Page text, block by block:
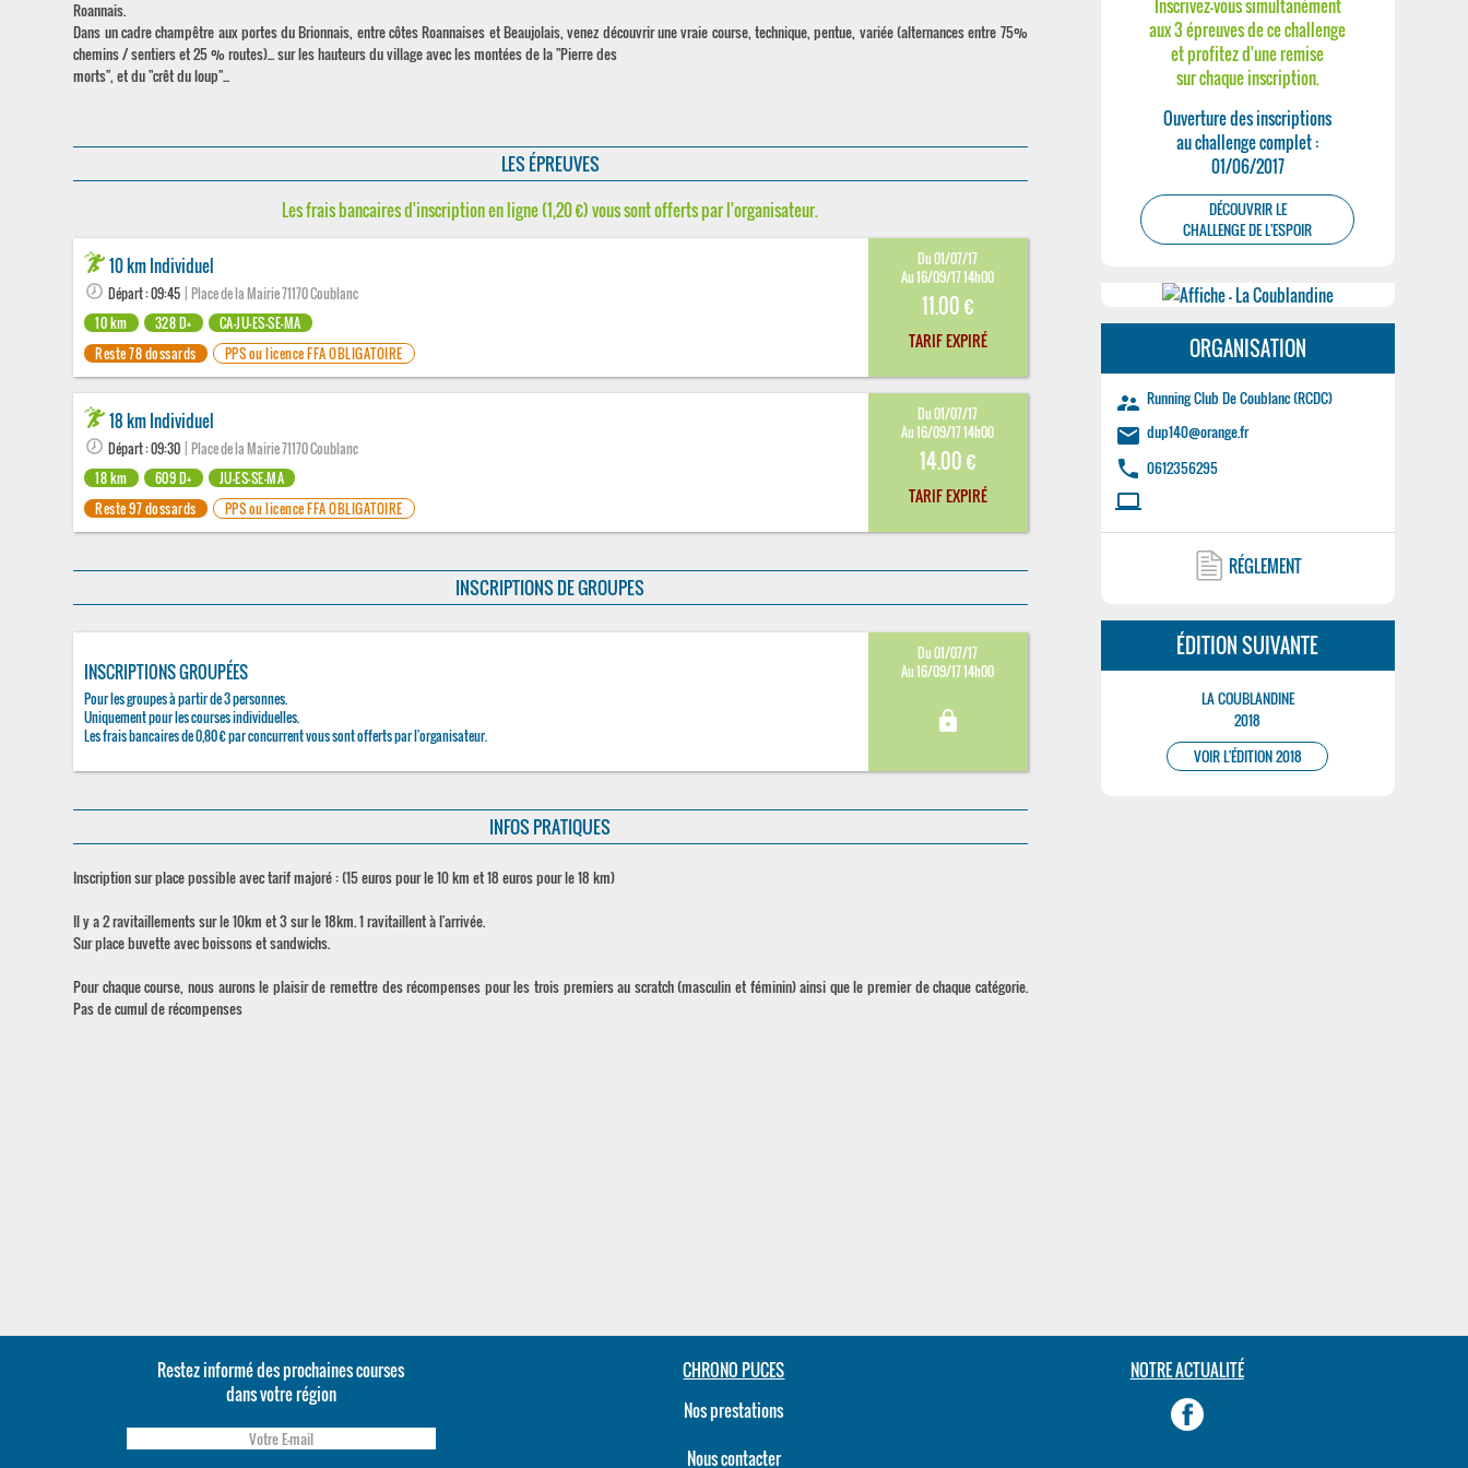
Roannais.
Dans un cadre champêtre aux portes du Brionnais, entre côtes Roannaises et Beaujolais, venez découvrir une vraie course, technique, pentue, variée (alternances entre 75%
chemins / sentiers et 25 % routes)... sur les hauteurs du village avec les montées de la "Pierre des
morts", et du "crêt du loup"...
LES ÉPREUVES
Les frais bancaires d'inscription en ligne (1,20 €) vous sont offerts par l'organisateur.
10 km Individuel
Départ : 09:45 | Place de la Mairie 71170 Coublanc
10 km
328 D+
CA-JU-ES-SE-MA
Reste 78 dossards
PPS ou licence FFA OBLIGATOIRE
Du 01/07/17
Au 16/09/17 14h00
11.00 €
TARIF EXPIRÉ
18 km Individuel
Départ : 09:30 | Place de la Mairie 71170 Coublanc
18 km
609 D+
JU-ES-SE-MA
Reste 97 dossards
PPS ou licence FFA OBLIGATOIRE
Du 01/07/17
Au 16/09/17 14h00
14.00 €
TARIF EXPIRÉ
INSCRIPTIONS DE GROUPES
INSCRIPTIONS GROUPÉES
Pour les groupes à partir de 3 personnes.
Uniquement pour les courses individuelles.
Les frais bancaires de 0,80 € par concurrent vous sont offerts par l'organisateur.
Du 01/07/17
Au 16/09/17 14h00
lock
INFOS PRATIQUES
Inscription sur place possible avec tarif majoré : (15 euros pour le 10 km et 18 euros pour le 18 km)
Il y a 2 ravitaillements sur le 10km et 3 sur le 18km. 1 ravitaillent à l'arrivée.
Sur place buvette avec boissons et sandwichs.
Pour chaque course, nous aurons le plaisir de remettre des récompenses pour les trois premiers au scratch (masculin et féminin) ainsi que le premier de chaque catégorie.
Pas de cumul de récompenses
Inscrivez-vous simultanément
aux 3 épreuves de ce challenge
et profitez d'une remise
sur chaque inscription.
Ouverture des inscriptions
au challenge complet :
01/06/2017
DÉCOUVRIR LE
CHALLENGE DE L'ESPOIR
ORGANISATION
supervisor_account Running Club De Coublanc (RCDC)
email dup140@orange.fr
phone 0612356295
laptop
RÉGLEMENT
ÉDITION SUIVANTE
LA COUBLANDINE
2018
VOIR L'ÉDITION 2018
Restez informé des prochaines courses
dans votre région
CHRONO PUCES
Nos prestations
Nous contacter
NOTRE ACTUALITÉ